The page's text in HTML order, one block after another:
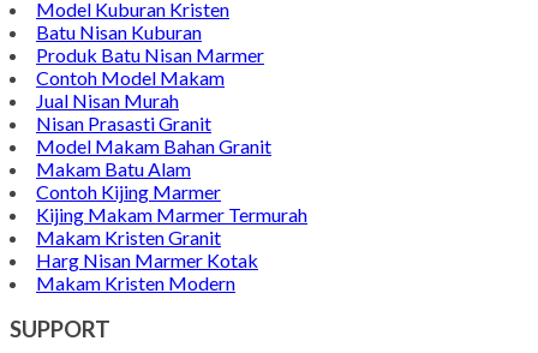
Model Kuburan Kristen
Batu Nisan Kuburan
Produk Batu Nisan Marmer
Contoh Model Makam
Jual Nisan Murah
Nisan Prasasti Granit
Model Makam Bahan Granit
Makam Batu Alam
Contoh Kijing Marmer
Kijing Makam Marmer Termurah
Makam Kristen Granit
Harg Nisan Marmer Kotak
Makam Kristen Modern
SUPPORT